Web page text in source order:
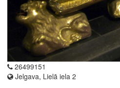
26499151
Jelgava, Lielā iela 2